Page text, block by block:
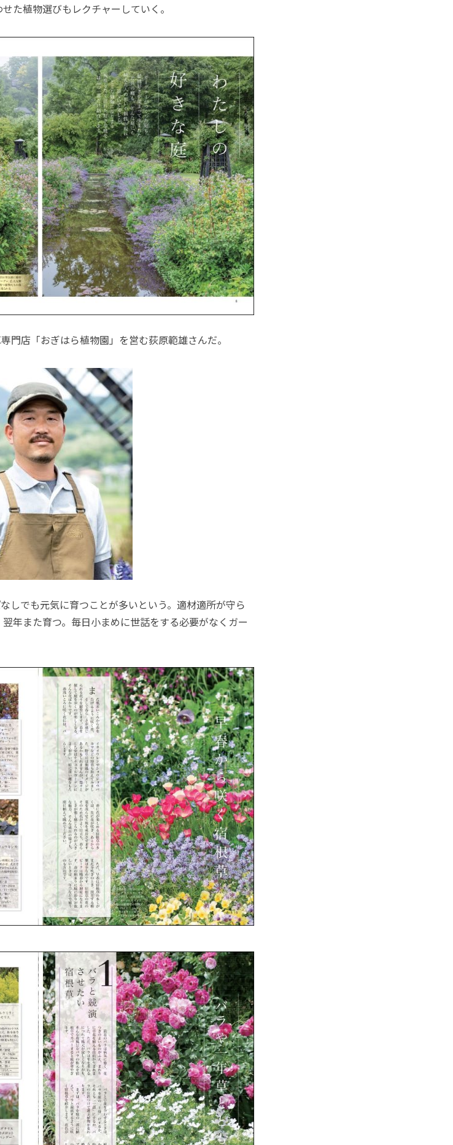
た植物選びもレクチャーしていく。
門店「おぎはら植物園」を営む荻原範雄さんだ。
しでも元気に育つことが多いという。適材適所が守ら
年また育つ。毎日小まめに世話をする必要がなくガー